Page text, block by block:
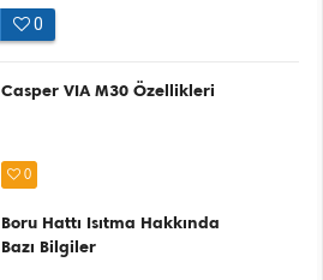
0
Casper VIA M30 Özellikleri
0
Boru Hattı Isıtma Hakkında
Bazı Bilgiler